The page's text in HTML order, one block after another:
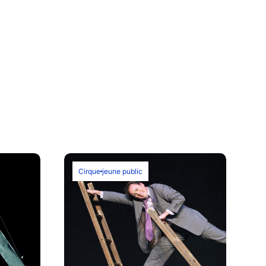
Cirque jeune public